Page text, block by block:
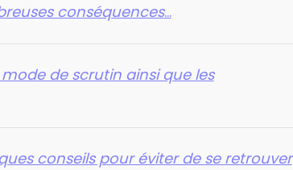
conséquences...
de scrutin ainsi que les
conseils pour éviter de se retrouver